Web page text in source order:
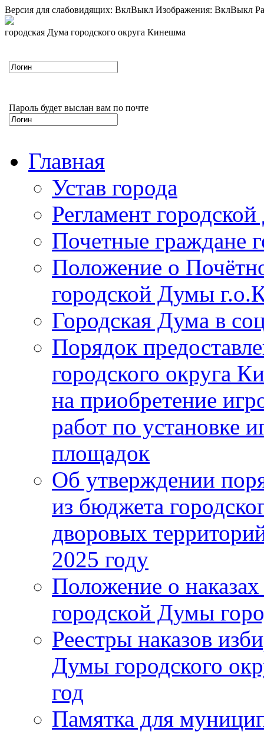
Версия для слабовидящих: ВклВыкл Изображения: ВклВыкл
городская Дума городского округа Кинешма
Пароль будет выслан вам по почте
Главная
Устав города
Регламент
Почетные граждане
Положение о
городской Думы
Городская Дума в
Порядок
городского округа
на приобретение
работ по установке
площадок
Об утверждении
из бюджета
дворовых
2025 году
Положение о
городской Думы
Реестры наказов
Думы городского
год
Памятка для